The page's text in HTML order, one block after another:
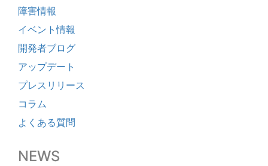
障害情報
イベント情報
開発者ブログ
アップデート
プレスリリース
コラム
よくある質問
NEWS